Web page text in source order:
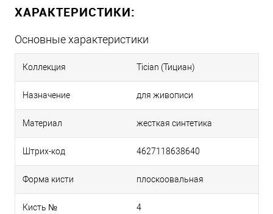
ХАРАКТЕРИСТИКИ:
Основные характеристики
Коллекция Tician (Тициан)
Назначение для живописи
Материал жесткая синтетика
Штрих-код 4627118638640
Форма кисти плоскоовальная
Кисть № 4